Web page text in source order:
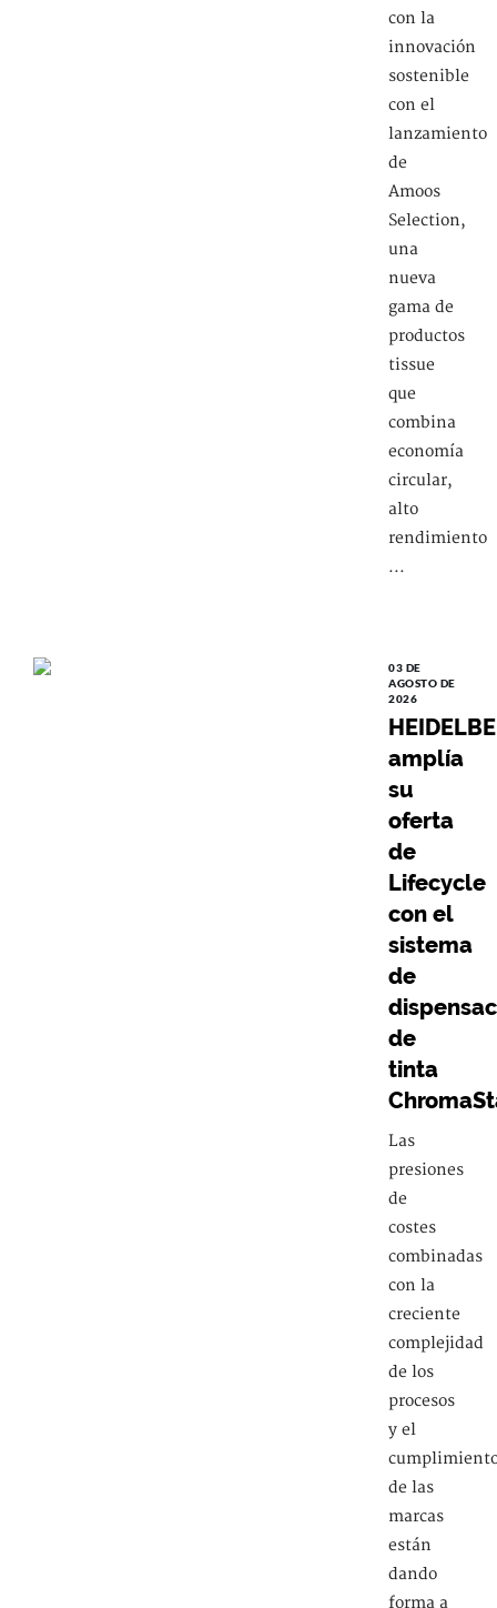
con la
innovación
sostenible
con el
lanzamiento
de
Amoos
Selection,
una
nueva
gama de
productos
tissue
que
combina
economía
circular,
alto
rendimiento
...
03 DE
AGOSTO DE
2026
amplía
su
oferta
de
Lifecycle
con el
sistema
de
de
tinta
Las
presiones
de
costes
combinadas
con la
creciente
complejidad
de los
procesos
y el
de las
marcas
están
dando
forma a